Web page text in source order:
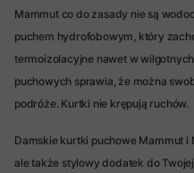
Mammut co do zasady nie są
puchem hydrofobowym, który
termoizolacyjne nawet w
puchowych sprawia, że można
podróże. Kurtki nie krępują ruchów.
Damskie kurtki puchowe Mammut i
ale także stylowy dodatek do